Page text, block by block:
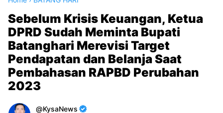
Sebelum Krisis Keuangan, Ketua
DPRD Sudah Meminta Bupati
Batanghari Merevisi Target
Pendapatan dan Belanja Saat
Pembahasan RAPBD Perubahan
2023
KysaNews